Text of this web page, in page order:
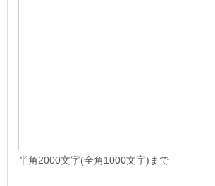
半角2000文字(全角1000文字)まで